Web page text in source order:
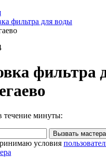
фильтра для воды
фильтра
течение минуты:
Вызвать мастера
условия